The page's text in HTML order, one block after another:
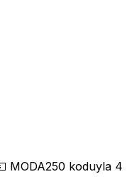
MODA250 koduyla 4